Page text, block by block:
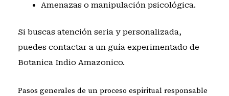
Amenazas o manipulación psicológica.
Si buscas atención seria y personalizada,
puedes contactar a un guía experimentado de
Botanica Indio Amazonico.
Pasos generales de un proceso espiritual responsable